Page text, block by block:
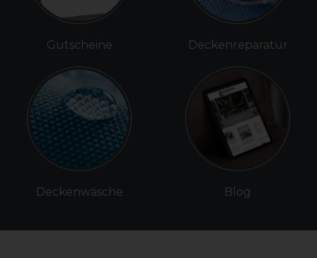
Gutscheine
Deckenwäsche
Deckenreparatur
Blog